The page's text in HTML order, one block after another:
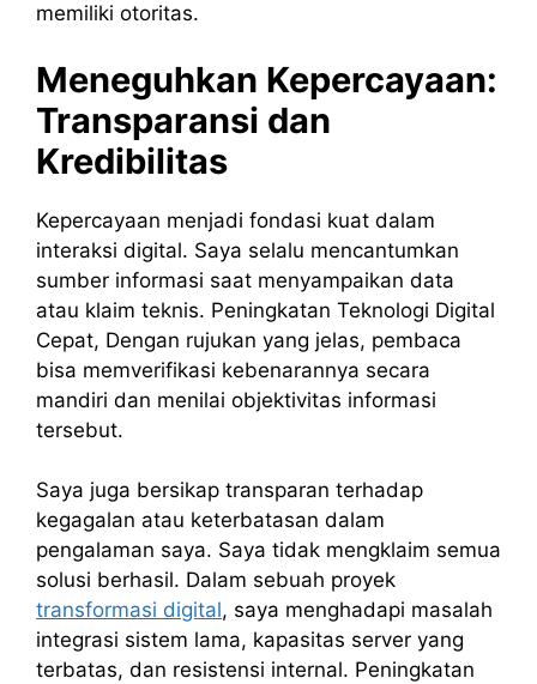
memiliki otoritas.
Meneguhkan Kepercayaan:
Transparansi dan
Kredibilitas
Kepercayaan menjadi fondasi kuat dalam
interaksi digital. Saya selalu mencantumkan
sumber informasi saat menyampaikan data
atau klaim teknis. Peningkatan Teknologi Digital
Cepat, Dengan rujukan yang jelas, pembaca
bisa memverifikasi kebenarannya secara
mandiri dan menilai objektivitas informasi
tersebut.
Saya juga bersikap transparan terhadap
kegagalan atau keterbatasan dalam
pengalaman saya. Saya tidak mengklaim semua
solusi berhasil. Dalam sebuah proyek
transformasi digital, saya menghadapi masalah
integrasi sistem lama, kapasitas server yang
terbatas, dan resistensi internal. Peningkatan